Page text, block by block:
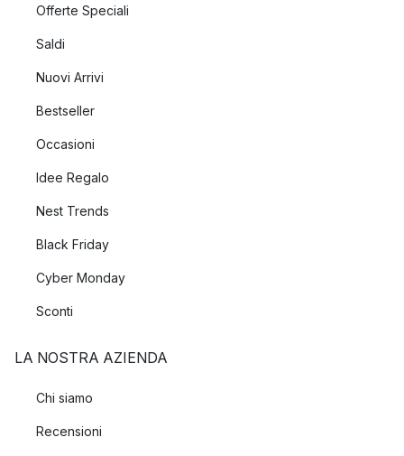
Offerte Speciali
Saldi
Nuovi Arrivi
Bestseller
Occasioni
Idee Regalo
Nest Trends
Black Friday
Cyber Monday
Sconti
LA NOSTRA AZIENDA
Chi siamo
Recensioni